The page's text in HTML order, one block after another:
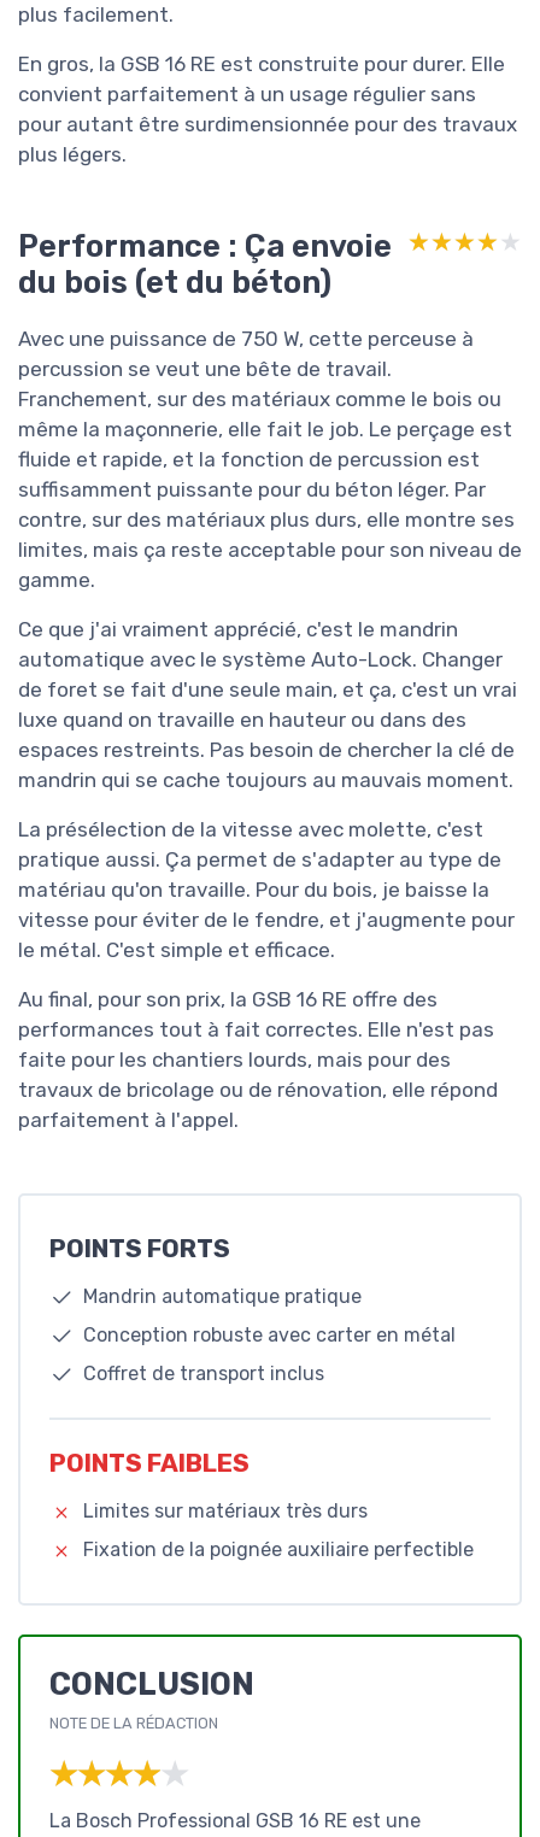
plus facilement.
En gros, la GSB 16 RE est construite pour durer. Elle
convient parfaitement à un usage régulier sans
pour autant être surdimensionnée pour des travaux
plus légers.
Performance : Ça envoie
du bois (et du béton)
★★★★★
★★★★★
Avec une puissance de 750 W, cette perceuse à
percussion se veut une bête de travail.
Franchement, sur des matériaux comme le bois ou
même la maçonnerie, elle fait le job. Le perçage est
fluide et rapide, et la fonction de percussion est
suffisamment puissante pour du béton léger. Par
contre, sur des matériaux plus durs, elle montre ses
limites, mais ça reste acceptable pour son niveau de
gamme.
Ce que j'ai vraiment apprécié, c'est le mandrin
automatique avec le système Auto-Lock. Changer
de foret se fait d'une seule main, et ça, c'est un vrai
luxe quand on travaille en hauteur ou dans des
espaces restreints. Pas besoin de chercher la clé de
mandrin qui se cache toujours au mauvais moment.
La présélection de la vitesse avec molette, c'est
pratique aussi. Ça permet de s'adapter au type de
matériau qu'on travaille. Pour du bois, je baisse la
vitesse pour éviter de le fendre, et j'augmente pour
le métal. C'est simple et efficace.
Au final, pour son prix, la GSB 16 RE offre des
performances tout à fait correctes. Elle n'est pas
faite pour les chantiers lourds, mais pour des
travaux de bricolage ou de rénovation, elle répond
parfaitement à l'appel.
POINTS FORTS
Mandrin automatique pratique
Conception robuste avec carter en métal
Coffret de transport inclus
POINTS FAIBLES
Limites sur matériaux très durs
Fixation de la poignée auxiliaire perfectible
CONCLUSION
NOTE DE LA RÉDACTION
★★★★★
★★★★★
La Bosch Professional GSB 16 RE est une